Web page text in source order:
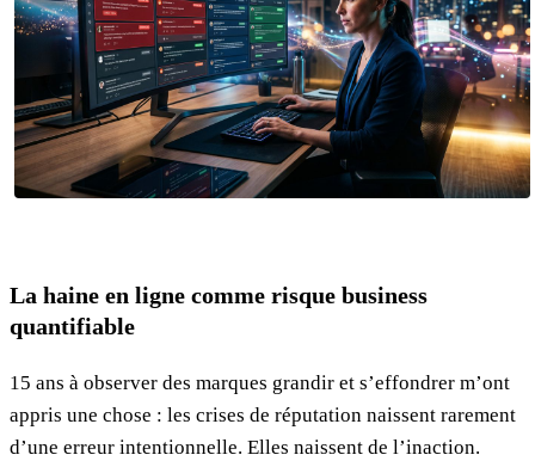
La haine en ligne comme risque business
quantifiable
15 ans à observer des marques grandir et s’effondrer m’ont
appris une chose : les crises de réputation naissent rarement
d’une erreur intentionnelle. Elles naissent de l’inaction.